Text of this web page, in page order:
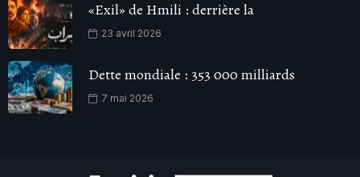
«Exil» de Hmili : derrière la
23 avril 2026
Dette mondiale : 353 000 milliards
7 mai 2026